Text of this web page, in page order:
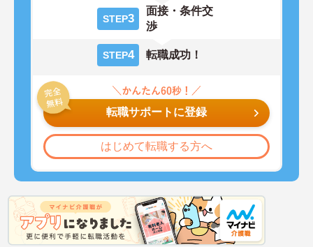
STEP3
面接・条件交
渉
STEP4 転職成功！
転職サポートに登録
はじめて転職する方へ